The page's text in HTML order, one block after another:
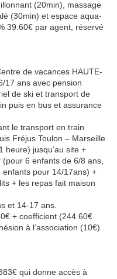
(20min), massage
(30min) et espace aqua-
39.60€ par agent, réservé
de vacances HAUTE-
17 ans avec pension
de ski et transport de
puis en bus et assurance
le transport en train
Fréjus Toulon – Marseille
heure) jusqu’au site +
6 enfants de 6/8 ans,
pour 14/17ans) +
+ les repas fait maison
et 14-17 ans.
+ coefficient (244.60€
à l’association (10€)
qui donne accès à